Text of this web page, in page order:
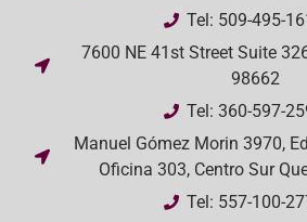
Tel: 509-495-
7600 NE 41st Street Suite
98662
Tel: 360-597-
Manuel Gómez Morin 3970,
Oficina 303, Centro Sur
Tel: 557-100-